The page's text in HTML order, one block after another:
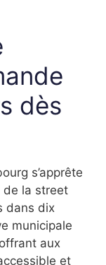
dès
s’apprête
de la street
dans dix
municipale
aux
et